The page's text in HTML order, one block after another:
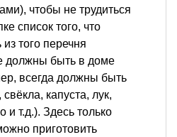
чтобы не трудиться
список того, что
того перечня
должны быть в доме
всегда должны быть
капуста, лук,
и т.д.). Здесь только
приготовить